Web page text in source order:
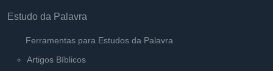
Estudo da Palavra
Ferramentas para Estudos da Palavra
Artigos Bíblicos